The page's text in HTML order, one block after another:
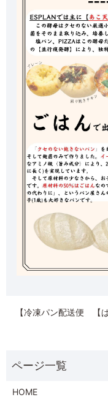
【冷凍パン配送便 【
HOME